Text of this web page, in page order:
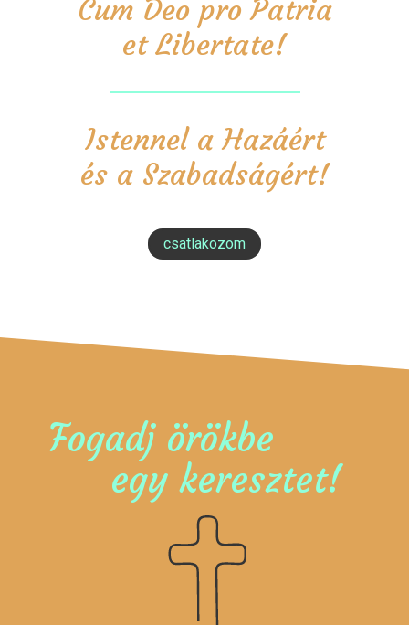
Cum Deo pro Patria
et Libertate!
Istennel a Hazáért
és a Szabadságért!
csatlakozom
Fogadj örökbe
egy keresztet!